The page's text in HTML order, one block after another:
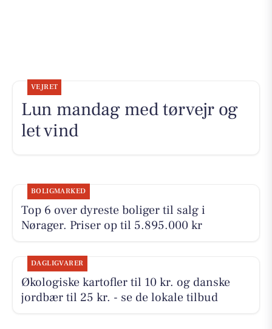
VEJRET
Lun mandag med tørvejr og
let vind
BOLIGMARKED
Top 6 over dyreste boliger til salg i
Nørager. Priser op til 5.895.000 kr
DAGLIGVARER
Økologiske kartofler til 10 kr. og danske
jordbær til 25 kr. - se de lokale tilbud